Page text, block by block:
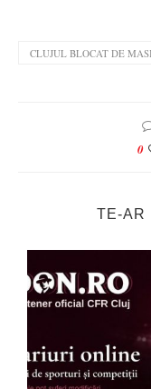
CLUJUL BLOCAT DE
0
TE-AR